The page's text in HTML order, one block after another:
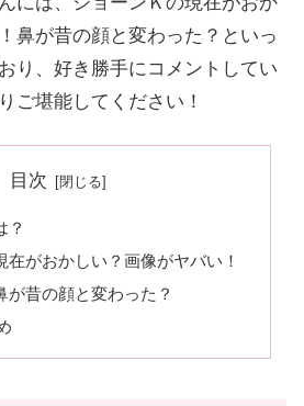
鼻が昔の顔と変わった？といっ
り、好き勝手にコメントしてい
ご堪能してください！
目次
？
在がおかしい？画像がヤバい！
が昔の顔と変わった？